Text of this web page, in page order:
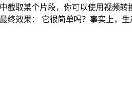
截取某个片段，你可以使用视频
终效果： 它很简单吗？事实上，